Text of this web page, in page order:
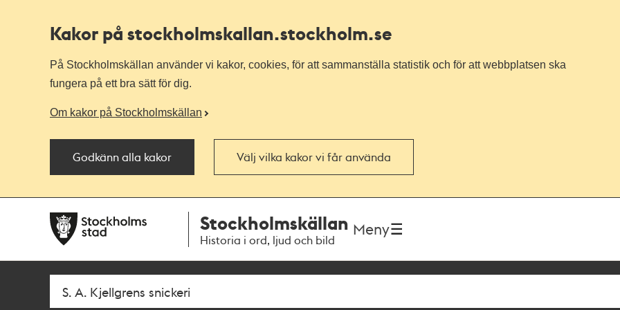
Kakor på stockholmskallan.stockholm.se
På Stockholmskällan använder vi kakor, cookies, för att sammanställa statistik och för att webbplatsen ska
fungera på ett bra sätt för dig.
Om kakor på Stockholmskällan
Godkänn alla kakor Välj vilka kakor vi får använda
navigationen
huvudinnehållet
Stockholmskällan
Historia i ord, ljud och bild
Meny
Sök